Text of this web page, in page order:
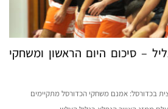
– סיכום היום הראשון ומשחקי
בכדורסל: אמנם משחקי הכדורסל מתקיימים